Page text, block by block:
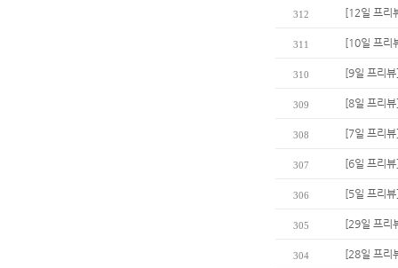
312 [12일 프리
311 [10일 프리
310 [9일 프리
309 [8일 프리
308 [7일 프리
307 [6일 프리
306 [5일 프리
305 [29일 프리
304 [28일 프리